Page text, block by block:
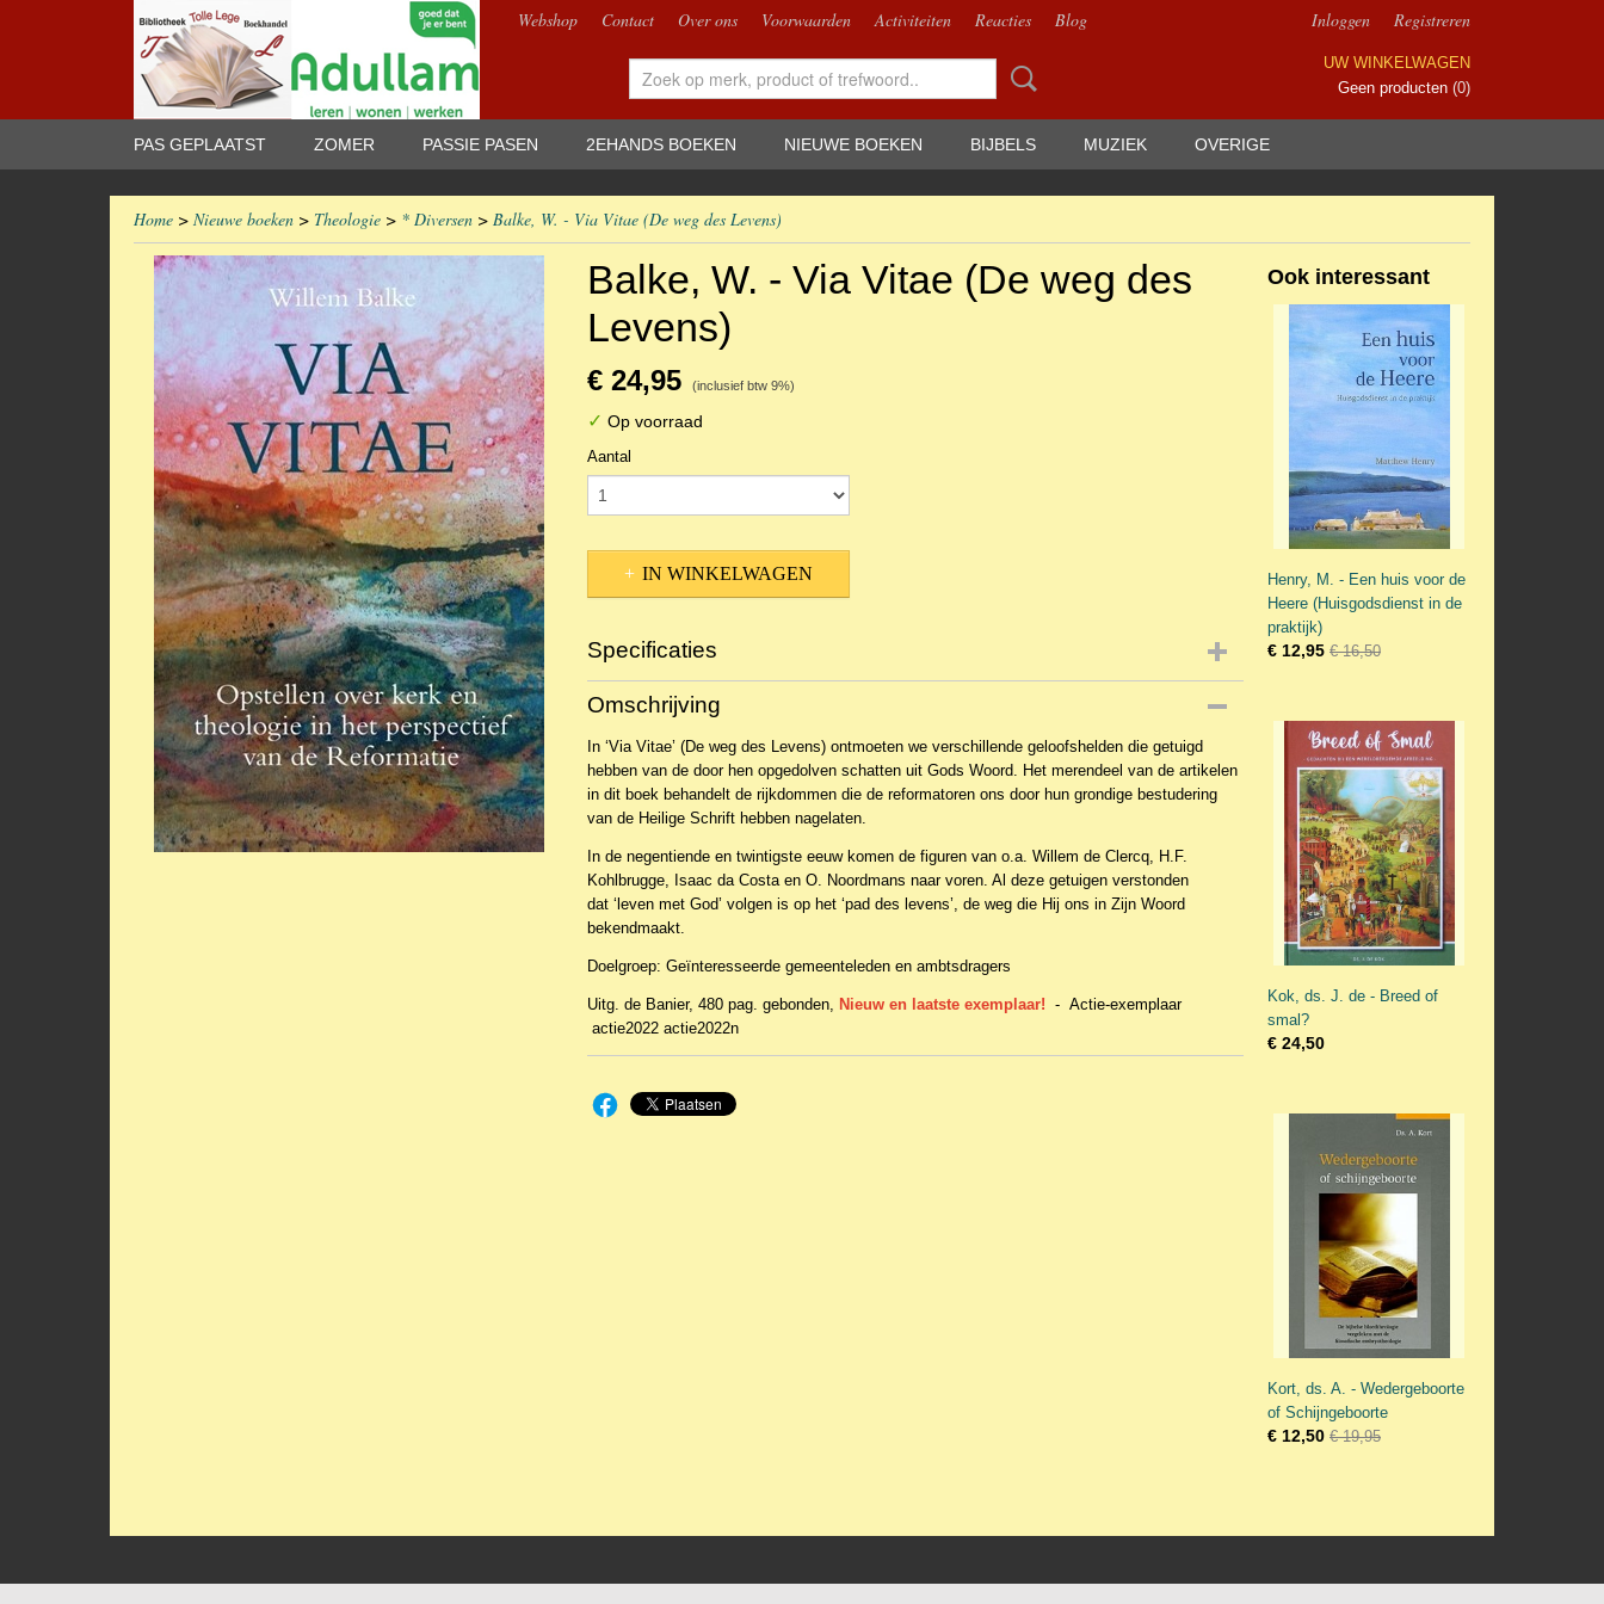
Webshop Contact Over ons Voorwaarden Activiteiten Reacties Blog Inloggen Registreren
UW WINKELWAGEN
Geen producten (0)
PAS GEPLAATST ZOMER PASSIE PASEN 2EHANDS BOEKEN NIEUWE BOEKEN BIJBELS MUZIEK OVERIGE
Home > Nieuwe boeken > Theologie > * Diversen > Balke, W. - Via Vitae (De weg des Levens)
Balke, W. - Via Vitae (De weg des
Levens)
€ 24,95 (inclusief btw 9%)
✓ Op voorraad
Aantal
IN WINKELWAGEN
Specificaties
Productcode
EAN code
Omschrijving
In ‘Via Vitae’ (De weg des Levens) ontmoeten we verschillende geloofshelden die getuigd
hebben van de door hen opgedolven schatten uit Gods Woord. Het merendeel van de artikelen
in dit boek behandelt de rijkdommen die de reformatoren ons door hun grondige bestudering
van de Heilige Schrift hebben nagelaten.
In de negentiende en twintigste eeuw komen de figuren van o.a. Willem de Clercq, H.F.
Kohlbrugge, Isaac da Costa en O. Noordmans naar voren. Al deze getuigen verstonden
dat ‘leven met God’ volgen is op het ‘pad des levens’, de weg die Hij ons in Zijn Woord
bekendmaakt.
Doelgroep: Geïnteresseerde gemeenteleden en ambtsdragers
Uitg. de Banier, 480 pag. gebonden, Nieuw en laatste exemplaar! - Actie-exemplaar
actie2022 actie2022n
Ook interessant
Henry, M. - Een huis voor de
Heere (Huisgodsdienst in de
praktijk)
€ 12,95 € 16,50
Kok, ds. J. de - Breed of
smal?
€ 24,50
Kort, ds. A. - Wedergeboorte
of Schijngeboorte
€ 12,50 € 19,95